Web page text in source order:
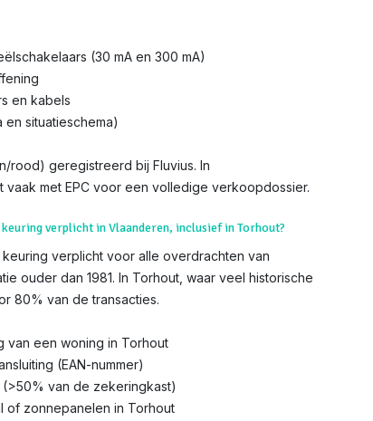
(30 mA en 300 mA)
en kabels
en situatieschema)
rood) geregistreerd bij Fluvius. In
vaak met EPC voor een volledige verkoopdossier.
verplicht in Vlaanderen, inclusief in Torhout?
keuring verplicht voor alle overdrachten van
ouder dan 1981. In Torhout, waar veel historische
80% van de transacties.
van een woning in Torhout
(EAN-nummer)
van de zekeringkast)
of zonnepanelen in Torhout